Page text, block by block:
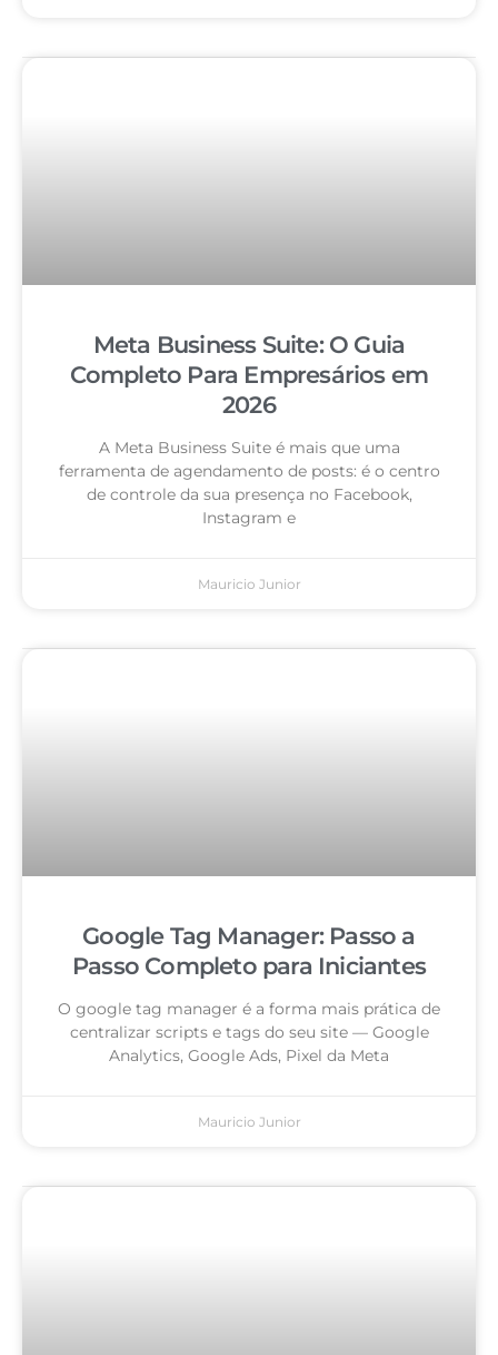
Meta Business Suite: O Guia
Completo Para Empresários em
2026
A Meta Business Suite é mais que uma
ferramenta de agendamento de posts: é o centro
de controle da sua presença no Facebook,
Instagram e
Mauricio Junior
Google Tag Manager: Passo a
Passo Completo para Iniciantes
O google tag manager é a forma mais prática de
centralizar scripts e tags do seu site — Google
Analytics, Google Ads, Pixel da Meta
Mauricio Junior